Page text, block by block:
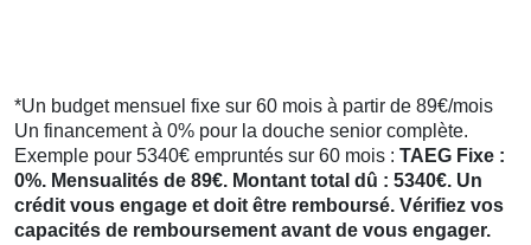
*Un budget mensuel fixe sur 60 mois à partir de 89€/mois
Un financement à 0% pour la douche senior complète.
Exemple pour 5340€ empruntés sur 60 mois : TAEG Fixe :
0%. Mensualités de 89€. Montant total dû : 5340€. Un
crédit vous engage et doit être remboursé. Vérifiez vos
capacités de remboursement avant de vous engager.